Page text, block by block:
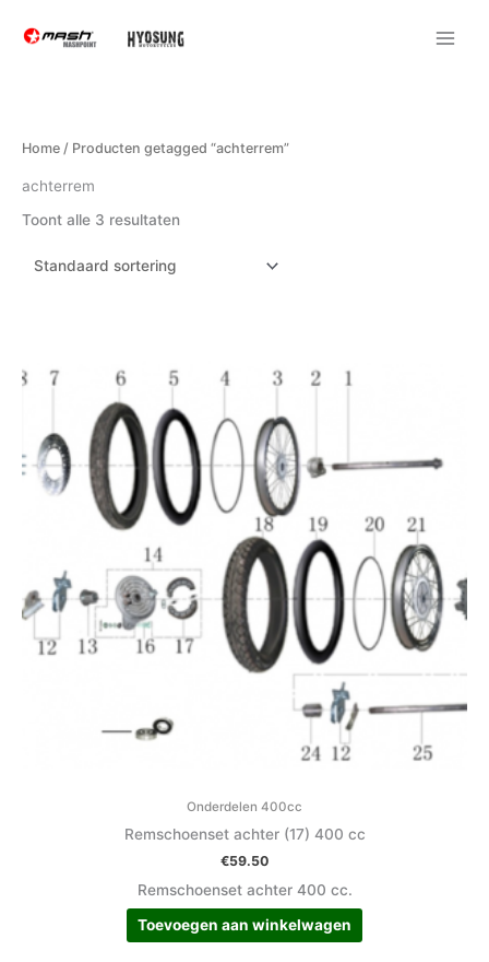
naar
Home / Producten getagged “achterrem”
achterrem
Toont alle 3 resultaten
Onderdelen 400cc
Remschoenset achter (17) 400 cc
€59.50
Remschoenset achter 400 cc.
Toevoegen aan winkelwagen